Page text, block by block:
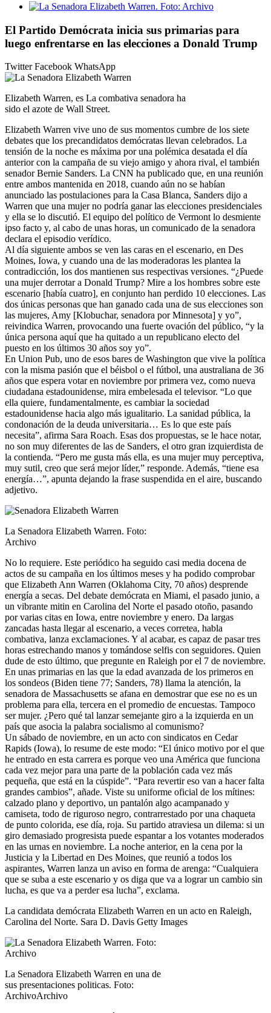
Ver
más
grande
El Partido Demócrata inicia sus primarias para
luego enfrentarse en las elecciones a Donald Trump
TwitterFacebook WhatsApp
Elizabeth Warren, es La combativa senadora ha
sido el azote de Wall Street.
Elizabeth Warren vive uno de sus momentos cumbre de los siete
debates que los precandidatos demócratas llevan celebrados. La
tensión de la noche es máxima por una polémica desatada el día
anterior con la campaña de su viejo amigo y ahora rival, el también
senador Bernie Sanders. La CNN ha publicado que, en una reunión
entre ambos mantenida en 2018, cuando aún no se habían
anunciado las postulaciones para la Casa Blanca, Sanders dijo a
Warren que una mujer no podría ganar las elecciones presidenciales
y ella se lo discutió. El equipo del político de Vermont lo desmiente
ipso facto y, al cabo de unas horas, un comunicado de la senadora
declara el episodio verídico.
Al día siguiente ambos se ven las caras en el escenario, en Des
Moines, Iowa, y cuando una de las moderadoras les plantea la
contradicción, los dos mantienen sus respectivas versiones. “¿Puede
una mujer derrotar a Donald Trump? Mire a los hombres sobre este
escenario [había cuatro], en conjunto han perdido 10 elecciones. Las
dos únicas personas que han ganado cada una de sus elecciones son
las mujeres, Amy [Klobuchar, senadora por Minnesota] y yo”,
reivindica Warren, provocando una fuerte ovación del público, “y la
única persona aquí que ha quitado a un republicano electo del
puesto en los últimos 30 años soy yo”.
En Union Pub, uno de esos bares de Washington que vive la política
con la misma pasión que el béisbol o el fútbol, una australiana de 36
años que espera votar en noviembre por primera vez, como nueva
ciudadana estadounidense, mira embelesada el televisor. “Lo que
ella quiere, fundamentalmente, es cambiar la sociedad
estadounidense hacia algo más igualitario. La sanidad pública, la
condonación de la deuda universitaria… Es lo que este país
necesita”, afirma Sara Roach. Esas dos propuestas, se le hace notar,
no son muy diferentes de las de Sanders, el otro gran izquierdista de
la contienda. “Pero me gusta más ella, es una mujer muy perceptiva,
muy sutil, creo que será mejor líder,” responde. Además, “tiene esa
energía…”, apunta dejando la frase suspendida en el aire, buscando
adjetivo.
La Senadora Elizabeth Warren. Foto:
Archivo
No lo requiere. Este periódico ha seguido casi media docena de
actos de su campaña en los últimos meses y ha podido comprobar
que Elizabeth Ann Warren (Oklahoma City, 70 años) desprende
energía a secas. Del debate demócrata en Miami, el pasado junio, a
un vibrante mitin en Carolina del Norte el pasado otoño, pasando
por varias citas en Iowa, entre noviembre y enero. Da largas
zancadas hasta llegar al escenario, a veces corretea, habla
combativa, lanza exclamaciones. Y al acabar, es capaz de pasar tres
horas estrechando manos y tomándose selfis con seguidores. Quien
dude de esto último, que pregunte en Raleigh por el 7 de noviembre.
En unas primarias en las que la edad avanzada de los primeros en
los sondeos (Biden tiene 77; Sanders, 78) llama la atención, la
senadora de Massachusetts se afana en demostrar que ese no es un
problema para ella, tercera en el promedio de encuestas. Tampoco
ser mujer. ¿Pero qué tal lanzar semejante giro a la izquierda en un
país que asocia la palabra socialismo al comunismo?
Un sábado de noviembre, en un acto con sindicatos en Cedar
Rapids (Iowa), lo resume de este modo: “El único motivo por el que
he entrado en esta carrera es porque veo una América que funciona
cada vez mejor para una parte de la población cada vez más
pequeña, que está en la cúspide”. “Para revertir eso van a hacer falta
grandes cambios”, añade. Viste su uniforme oficial de los mítines:
calzado plano y deportivo, un pantalón algo acampanado y
camiseta, todo de riguroso negro, contrarrestado por una chaqueta
de punto colorida, ese día, roja. Su partido atraviesa un dilema: si un
giro demasiado progresista puede espantar a los votantes moderados
en las urnas en noviembre. La noche anterior, en la cena por la
Justicia y la Libertad en Des Moines, que reunió a todos los
aspirantes, Warren lanza un aviso en forma de arenga: “Cualquiera
que se suba a este escenario y os diga que va a lograr un cambio sin
lucha, es que va a perder esa lucha”, exclama.
La candidata demócrata Elizabeth Warren en un acto en Raleigh,
Carolina del Norte. Sara D. Davis Getty Images
La Senadora Elizabeth Warren en una de
sus presentaciones politicas. Foto:
ArchivoArchivo